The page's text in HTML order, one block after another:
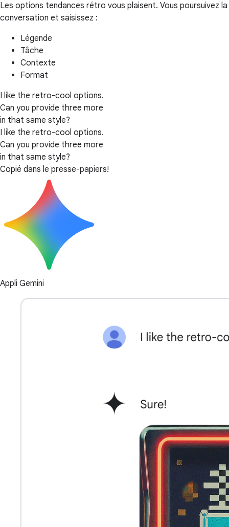
Les options tendances rétro vous plaisent. Vous poursuivez la
conversation et saisissez :
Légende
Tâche
Contexte
Format
I like the retro-cool options.
Can you provide three more
in that same style?
I like the retro-cool options.
Can you provide three more
in that same style?
Copié dans le presse-papiers!
Appli Gemini